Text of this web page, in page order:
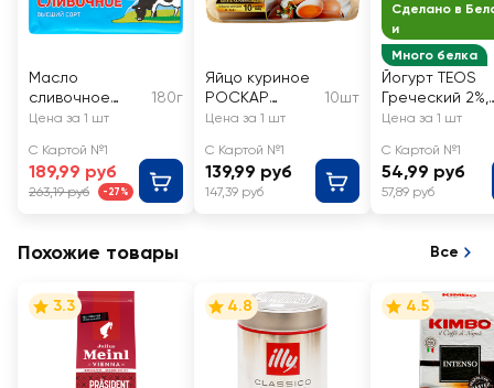
Масло
сливочное
ЭКОМИЛК
сорт, без змж
180г
Цена за 1 шт
С Картой №1
189,99 руб
263,19 руб -27%
Яйцо куриное
РОСКАР
Экстра СО
10шт
Цена за 1 шт
С Картой №1
139,99 руб
147,39 руб
Сделано в
и
Много белка
Йогурт TEOS
Греческий 2%,
без змж
Цена за 1 шт
С Картой №1
54,99 руб
57,89 руб
Похожие товары Все
3.3 4.8 4.5